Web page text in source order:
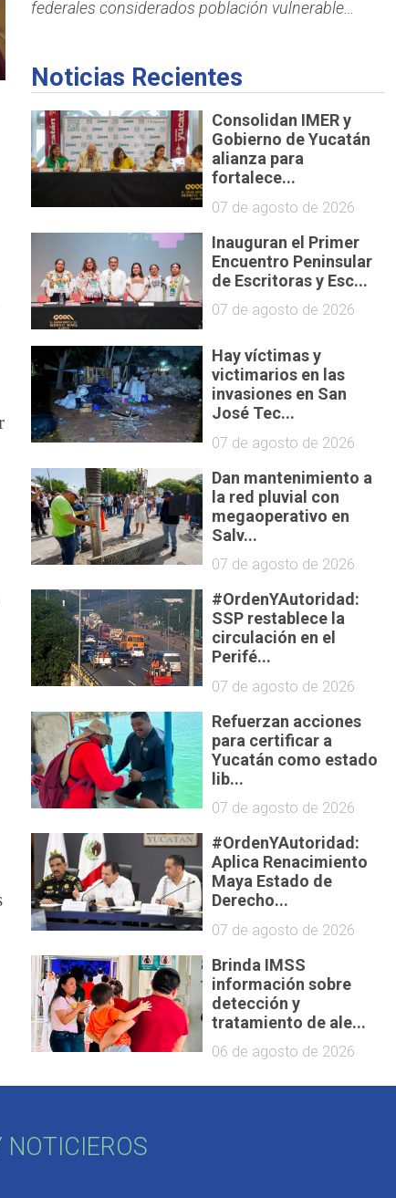
federales considerados población vulnerable…
Noticias Recientes
Consolidan IMER y
Gobierno de Yucatán
alianza para
fortalece...
07 de agosto de 2026
Inauguran el Primer
Encuentro Peninsular
de Escritoras y Esc...
07 de agosto de 2026
Hay víctimas y
victimarios en las
invasiones en San
José Tec...
07 de agosto de 2026
Dan mantenimiento a
la red pluvial con
megaoperativo en
Salv...
07 de agosto de 2026
#OrdenYAutoridad:
SSP restablece la
circulación en el
Perifé...
07 de agosto de 2026
Refuerzan acciones
para certificar a
Yucatán como estado
lib...
07 de agosto de 2026
#OrdenYAutoridad:
Aplica Renacimiento
Maya Estado de
Derecho...
07 de agosto de 2026
Brinda IMSS
información sobre
detección y
tratamiento de ale...
06 de agosto de 2026
NOTICIEROS